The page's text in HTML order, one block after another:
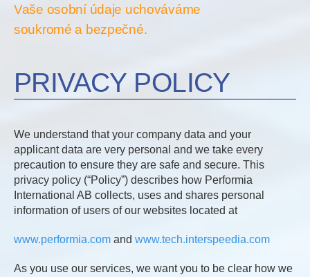
Vaše osobní údaje uchováváme
soukromé a bezpečné.
PRIVACY POLICY
We understand that your company data and your
applicant data are very personal and we take every
precaution to ensure they are safe and secure. This
privacy policy (“Policy”) describes how Performia
International AB collects, uses and shares personal
information of users of our websites located at
www.performia.com and www.tech.interspeedia.com
As you use our services, we want you to be clear how we